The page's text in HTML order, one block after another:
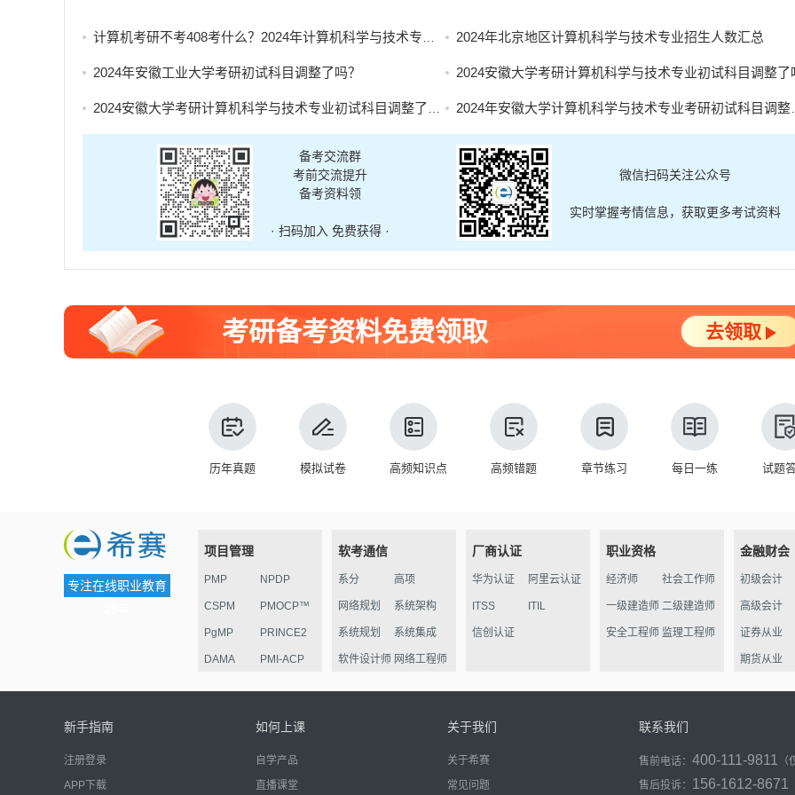
计算机考研不考408考什么？2024年计算机科学与技术专业自命题考试科目汇总 2024年北京地区计算机科学与技术专业招生人数汇总
2024年安徽工业大学考研初试科目调整了吗？ 2024安徽大学考研计算机科学与技术专业初试科目调整了
2024安徽大学考研计算机科学与技术专业初试科目调整了吗？ 2024年安徽大学计算机科学与技术专业考研初试科目调整了吗？
备考交流群
考前交流提升
备考资料领
· 扫码加入 免费获得 ·
微信扫码关注公众号
实时掌握考情信息，获取更多考试资料
考研备考资料免费领取 去领取
历年真题 模拟试卷 高频知识点 高频错题 章节练习 每日一练 试题
专注在线职业教育
项目管理
PMP NPDP
CSPM PMOCP™
PgMP PRINCE2
DAMA PMI-ACP
软考通信
系分 高项
网络规划 系统架构
系统规划 系统集成
软件设计师 网络工程师
厂商认证
华为认证 阿里云认证
ITSS ITIL
信创认证
职业资格
经济师 社会工作师
一级建造师 二级建造师
安全工程师 监理工程师
金融财会
初级会计
高级会计
证券从业
期货从业
新手指南
注册登录
APP下载
如何上课
自学产品
直播课堂
关于我们
关于希赛
常见问题
联系我们
售前电话： 400-111-9811
售后投诉： 156-1612-8671